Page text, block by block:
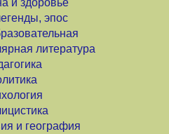
и здоровье
эпос
литература
и география